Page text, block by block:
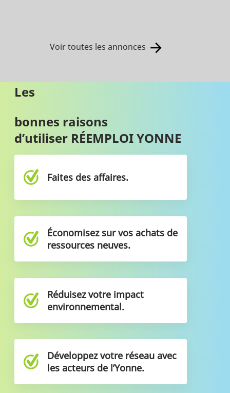
Voir toutes les annonces
Les
bonnes raisons
d’utiliser RÉEMPLOI YONNE
Faites des affaires.
Économisez sur vos achats de
ressources neuves.
Réduisez votre impact
environnemental.
Développez votre réseau avec
les acteurs de l’Yonne.